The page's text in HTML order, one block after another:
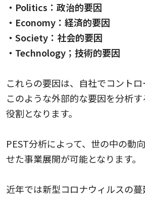
・Politics：政治的要因
・Economy：経済的要因
・Society：社会的要因
・Technology；技術的要因
これらの要因は、自社でコントロ
このような外部的な要因を分析
役割となります。
PEST分析によって、世の中の動
せた事業展開が可能となります。
近年では新型コロナウィルスの